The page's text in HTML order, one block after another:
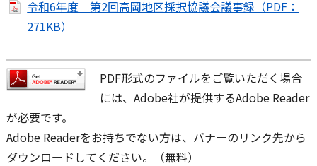
令和6年度 第2回高岡地区採択協議会議事録（PDF：
271KB）
PDF形式のファイルをご覧いただく場合
には、Adobe社が提供するAdobe Reader
が必要です。
Adobe Readerをお持ちでない方は、バナーのリンク先から
ダウンロードしてください。（無料）